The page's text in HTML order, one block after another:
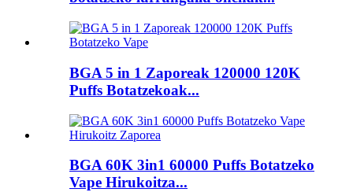
BGA 5 in 1 Zaporeak 120000 120K
Puffs Botatzekoak...
BGA 60K 3in1 60000 Puffs Botatzeko
Vape Hirukoitza...